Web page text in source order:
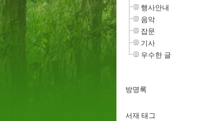
행사안내
음악
잡문
기사
우수한 글
방명록
서재 태그